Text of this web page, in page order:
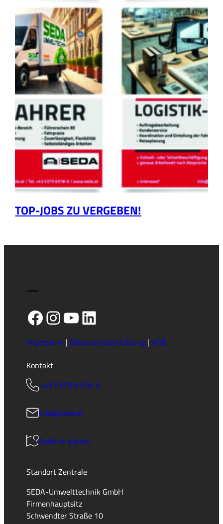
TOP-JOBS ZU VERGEBEN!
Facebook
Instagram
YouTube
LinkedIn
Impressum| Datenschutzerklärung| AGB
Kontakt
+43 5375 6318-0
info@seda.at
Anfahrt planen
Standort Zentrale
SEDA-Umwelttechnik GmbH
Firmenhauptsitz
Schwendter Straße 10